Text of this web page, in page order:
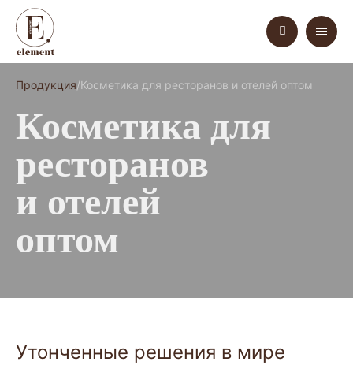
Продукция Косметика для ресторанов и отелей оптом
Косметика для
ресторанов
и отелей
оптом
Утонченные решения в мире